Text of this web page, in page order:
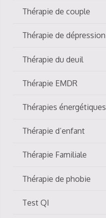
Thérapie de couple
Thérapie de dépression
Thérapie du deuil
Thérapie EMDR
Thérapies énergétiques
Thérapie d’enfant
Thérapie Familiale
Thérapie de phobie
Test QI